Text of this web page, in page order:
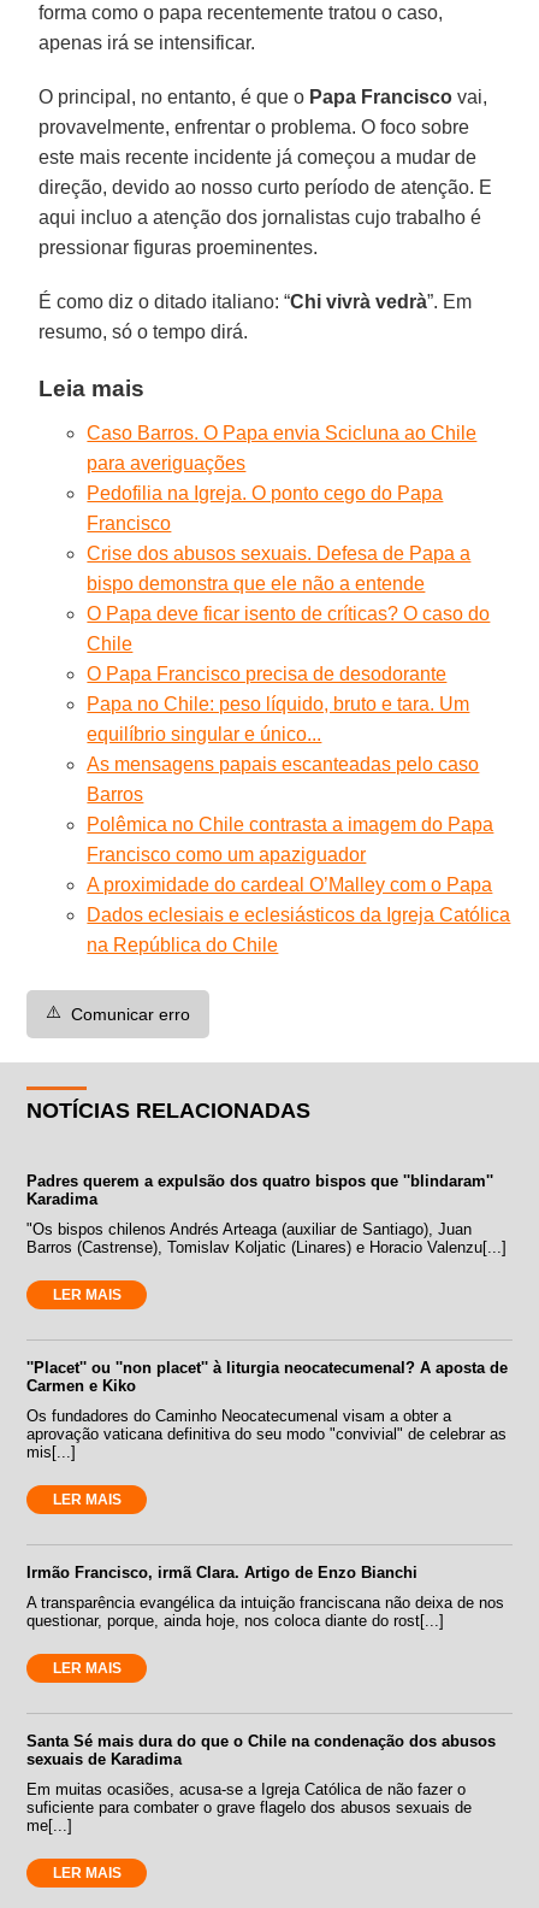
forma como o papa recentemente tratou o caso,
apenas irá se intensificar.
O principal, no entanto, é que o Papa Francisco vai,
provavelmente, enfrentar o problema. O foco sobre
este mais recente incidente já começou a mudar de
direção, devido ao nosso curto período de atenção. E
aqui incluo a atenção dos jornalistas cujo trabalho é
pressionar figuras proeminentes.
É como diz o ditado italiano: “Chi vivrà vedrà”. Em
resumo, só o tempo dirá.
Leia mais
Caso Barros. O Papa envia Scicluna ao Chile
para averiguações
Pedofilia na Igreja. O ponto cego do Papa
Francisco
Crise dos abusos sexuais. Defesa de Papa a
bispo demonstra que ele não a entende
O Papa deve ficar isento de críticas? O caso do
Chile
O Papa Francisco precisa de desodorante
Papa no Chile: peso líquido, bruto e tara. Um
equilíbrio singular e único...
As mensagens papais escanteadas pelo caso
Barros
Polêmica no Chile contrasta a imagem do Papa
Francisco como um apaziguador
A proximidade do cardeal O’Malley com o Papa
Dados eclesiais e eclesiásticos da Igreja Católica
na República do Chile
⚠️ Comunicar erro
NOTÍCIAS RELACIONADAS
Padres querem a expulsão dos quatro bispos que ''blindaram''
Karadima
"Os bispos chilenos Andrés Arteaga (auxiliar de Santiago), Juan
Barros (Castrense), Tomislav Koljatic (Linares) e Horacio Valenzu[...]
LER MAIS
''Placet'' ou ''non placet'' à liturgia neocatecumenal? A aposta de
Carmen e Kiko
Os fundadores do Caminho Neocatecumenal visam a obter a
aprovação vaticana definitiva do seu modo "convivial" de celebrar as
mis[...]
LER MAIS
Irmão Francisco, irmã Clara. Artigo de Enzo Bianchi
A transparência evangélica da intuição franciscana não deixa de nos
questionar, porque, ainda hoje, nos coloca diante do rost[...]
LER MAIS
Santa Sé mais dura do que o Chile na condenação dos abusos
sexuais de Karadima
Em muitas ocasiões, acusa-se a Igreja Católica de não fazer o
suficiente para combater o grave flagelo dos abusos sexuais de
me[...]
LER MAIS